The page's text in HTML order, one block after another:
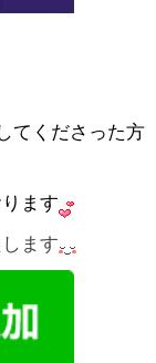
てくださった方
ます
ます